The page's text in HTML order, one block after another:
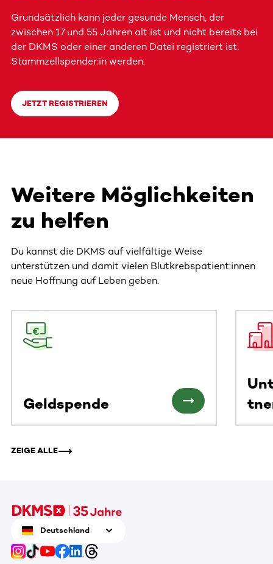
Grundsätzlich kann jeder gesunde Mensch, der
zwischen 17 und 55 Jahren alt ist und nicht bereits bei
der DKMS oder einer anderen Datei registriert ist,
Stammzellspender:in werden.
JETZT REGISTRIEREN
Weitere Möglichkeiten
zu helfen
Du kannst die DKMS auf vielfältige Weise
unterstützen und damit vielen Blutkrebspatient:innen
neue Hoffnung auf Leben geben.
Geldspende
ZEIGE ALLE
Deutschland